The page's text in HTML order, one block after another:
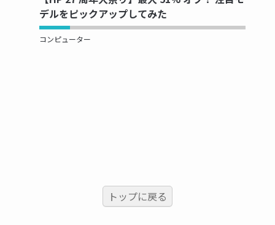
デルをピックアップしてみた
コンピューター
トップに戻る